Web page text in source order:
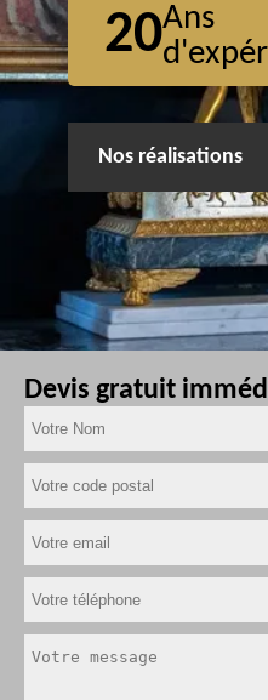
20Ans
Nos réalisations
Devis gratuit